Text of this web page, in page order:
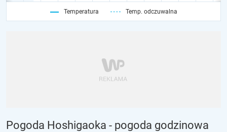
Temperatura Temp. odczuwalna
Pogoda Hoshigaoka - pogoda godzinowa